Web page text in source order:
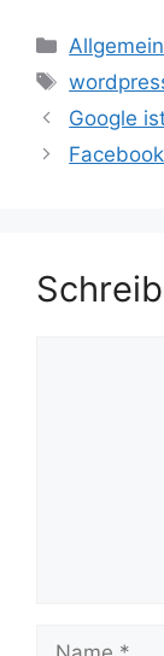
Kategorien
Allgemein
Google